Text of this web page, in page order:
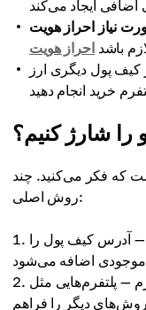
باشد
کیف پول دیگری ارز
را شارژ کنیم؟
که فکر می‌کنید. چند
روش اصلی:
— آدرس کیف پول را
روش‌های دیگر را فراهم